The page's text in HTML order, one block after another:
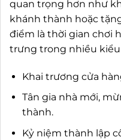
quan trọng hơn như
khánh thành hoặc
điểm là thời gian chơi
trưng trong nhiều
Khai trương cửa
Tân gia nhà mới,
thành.
Kỷ niệm thành lập